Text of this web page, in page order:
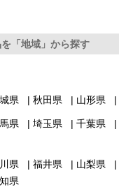
「地域」から探す
県 秋田県 山形県
県 埼玉県 千葉県
県 福井県 山梨県
県